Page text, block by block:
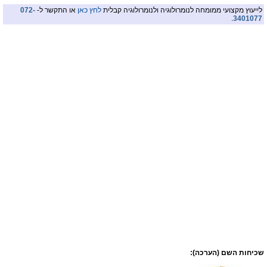
לייעוץ מקצועי ממומחה לנומרולוגיה ולנומרולוגיה קבלית לחץ כאן או התקשר ל- 072-
3401077
.
שכיחות השם (הערכה):